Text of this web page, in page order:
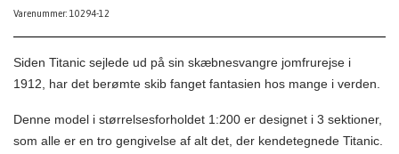
Varenummer: 10294-12
Siden Titanic sejlede ud på sin skæbnesvangre jomfrurejse i
1912, har det berømte skib fanget fantasien hos mange i verden.
Denne model i størrelsesforholdet 1:200 er designet i 3 sektioner,
som alle er en tro gengivelse af alt det, der kendetegnede Titanic.